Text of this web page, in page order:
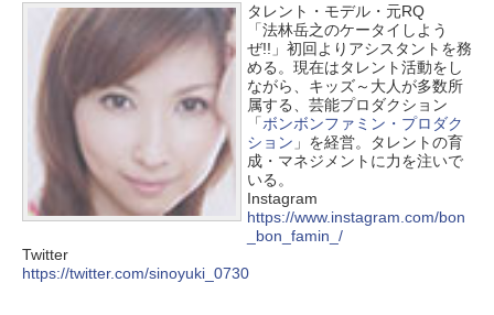
タレント・モデル・元RQ
「法林岳之のケータイしよう
ぜ!!」初回よりアシスタントを務
める。現在はタレント活動をし
ながら、キッズ～大人が多数所
属する、芸能プロダクション
「ボンボンファミン・プロダク
ション 」を経営。タレントの育
成・マネジメントに力を注いで
いる。
Instagram
https://www.instagram.com/bon
_bon_famin_/
Twitter
https://twitter.com/sinoyuki_0730